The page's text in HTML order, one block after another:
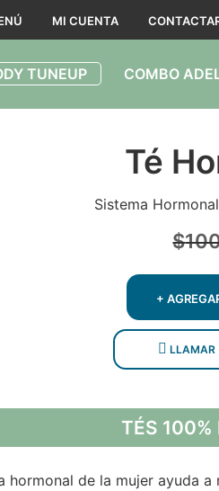
MI CUENTA
TUNEUP COMBO
Té
Sistema
$
+
TÉS 100%
hormonal de la mujer ayuda